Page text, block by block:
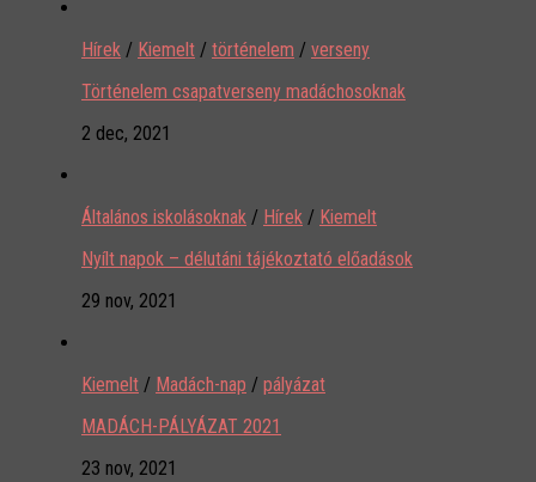
Hírek / Kiemelt / történelem / verseny
Történelem csapatverseny madáchosoknak
2 dec, 2021
Általános iskolásoknak / Hírek / Kiemelt
Nyílt napok – délutáni tájékoztató előadások
29 nov, 2021
Kiemelt / Madách-nap / pályázat
MADÁCH-PÁLYÁZAT 2021
23 nov, 2021